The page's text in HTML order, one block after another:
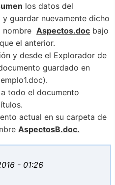
los datos del
guardar nuevamente dicho
nombre Aspectos.doc bajo
el anterior.
y desde el Explorador de
guardado en
todo el documento
actual en su carpeta de
AspectosB.doc.
- 01:26